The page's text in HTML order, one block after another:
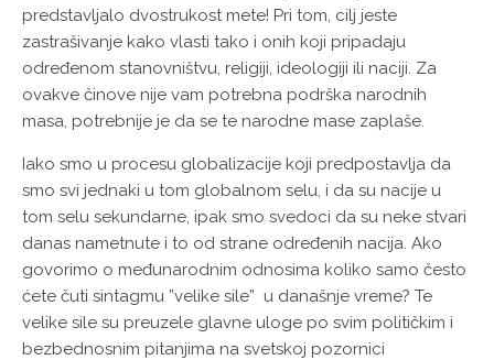
predstavljalo dvostrukost mete! Pri tom, cilj jeste
zastrašivanje kako vlasti tako i onih koji pripadaju
određenom stanovništvu, religiji, ideologiji ili naciji. Za
ovakve činove nije vam potrebna podrška narodnih
masa, potrebnije je da se te narodne mase zaplaše.
Iako smo u procesu globalizacije koji predpostavlja da
smo svi jednaki u tom globalnom selu, i da su nacije u
tom selu sekundarne, ipak smo svedoci da su neke stvari
danas nametnute i to od strane određenih nacija. Ako
govorimo o međunarodnim odnosima koliko samo često
ćete čuti sintagmu ”velike sile” u današnje vreme? Te
velike sile su preuzele glavne uloge po svim političkim i
bezbednosnim pitanjima na svetskoj pozornici